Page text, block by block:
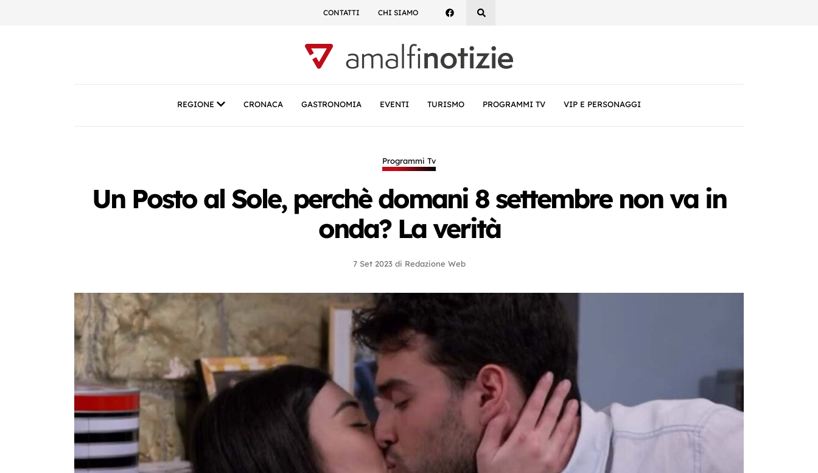
CONTATTI CHI SIAMO
REGIONE CRONACA GASTRONOMIA EVENTI TURISMO PROGRAMMI TV VIP E PERSONAGGI
Programmi Tv
Un Posto al Sole, perchè domani 8 settembre non va in
onda? La verità
7 Set 2023 di Redazione Web